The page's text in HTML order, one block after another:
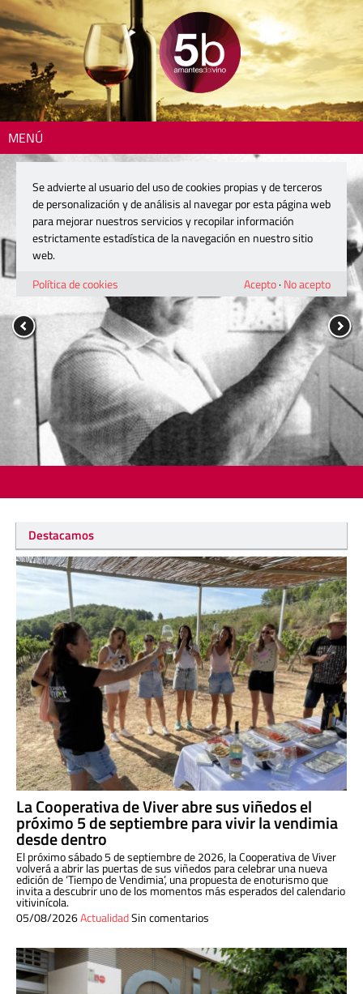
MENÚ
Destacamos
La Cooperativa de Viver abre sus viñedos el
próximo 5 de septiembre para vivir la vendimia
desde dentro
El próximo sábado 5 de septiembre de 2026, la Cooperativa de Viver
volverá a abrir las puertas de sus viñedos para celebrar una nueva
edición de ‘Tiempo de Vendimia’, una propuesta de enoturismo que
invita a descubrir uno de los momentos más esperados del calendario
vitivinícola.
05/08/2026ActualidadSin comentarios
Se advierte al usuario del uso de cookies propias y de terceros
de personalización y de análisis al navegar por esta página web
para mejorar nuestros servicios y recopilar información
estrictamente estadística de la navegación en nuestro sitio
web.
Política de cookies
Acepto· No acepto